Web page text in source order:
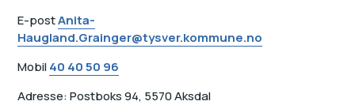
E-postAnita-
Haugland.Grainger@tysver.kommune.no
Mobil40 40 50 96
Adresse: Postboks 94, 5570 Aksdal